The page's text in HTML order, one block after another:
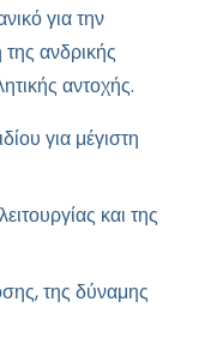
για την
ανδρικής
αντοχής.
για μέγιστη
και της
της δύναμης